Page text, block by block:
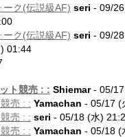
ーク(伝説級AF) seri - 09/
ーク(伝説級AF) seri - 09/
01:44
ト競売 : : Shiemar- 05/17
売 : : Yamachan - 05/17 (
売 : : seri - 05/18 (水)
売 : : Yamachan - 05/18 (